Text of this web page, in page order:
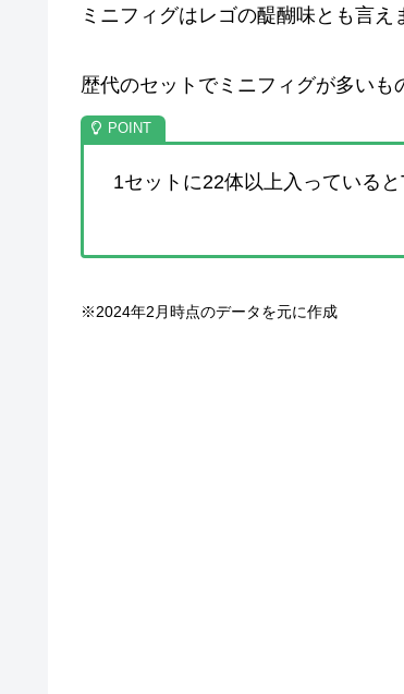
ミニフィグはレゴの醍醐味とも言え
歴代のセットでミニフィグが多いも
1セットに22体以上入っている
※2024年2月時点のデータを元に作成